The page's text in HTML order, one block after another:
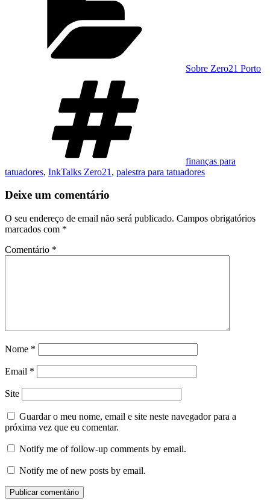
Sobre Zero21 Porto
finanças para
tatuadores, InkTalks Zero21 , palestra para tatuadores
Deixe um comentário
O seu endereço de email não será publicado. Campos obrigatórios
marcados com *
Comentário *
Nome *
Email *
Site
Guardar o meu nome, email e site neste navegador para a
próxima vez que eu comentar.
Notify me of follow-up comments by email.
Notify me of new posts by email.